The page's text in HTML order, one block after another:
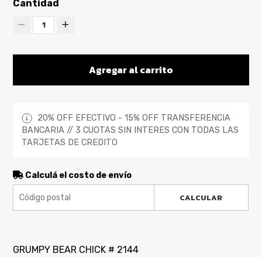
Cantidad
1
Agregar al carrito
20% OFF EFECTIVO - 15% OFF TRANSFERENCIA
BANCARIA // 3 CUOTAS SIN INTERES CON TODAS LAS
TARJETAS DE CREDITO
Calculá el costo de envío
CALCULAR
GRUMPY BEAR CHICK # 2144